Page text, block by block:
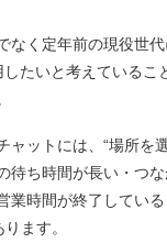
なく定年前の現役世
たいと考えているこ
ャットには、“場所を
待ち時間が長い・つ
業時間が終了してい
ます。